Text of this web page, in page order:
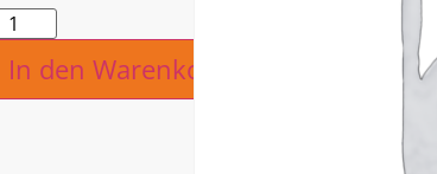
In den Warenkorb